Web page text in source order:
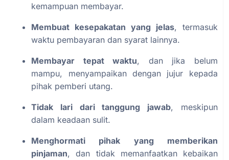
kemampuan membayar.
Membuat kesepakatan yang jelas, termasuk
waktu pembayaran dan syarat lainnya.
Membayar tepat waktu, dan jika belum
mampu, menyampaikan dengan jujur kepada
pihak pemberi utang.
Tidak lari dari tanggung jawab, meskipun
dalam keadaan sulit.
Menghormati pihak yang memberikan
pinjaman, dan tidak memanfaatkan kebaikan